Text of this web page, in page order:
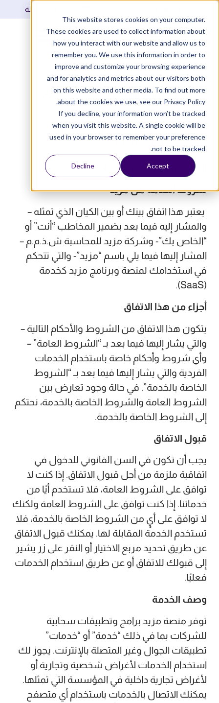
This website stores cookies on your computer.
These cookies are used to collect information about
how you interact with our website and allow us to
remember you. We use this information in order to
improve and customize your browsing experience
and for analytics and metrics about our visitors both
on this website and other media. To find out more
about the cookies we use, see our Privacy Policy.
If you decline, your information won’t be tracked
when you visit this website. A single cookie will be
used in your browser to remember your preference
not to be tracked.
Accept
Decline
حدد موعد للمقابلة
الشروط والأحكام
No headings were found
on this page.
التحديث الأخير في 2 يونيو 2024
شروط الخدمة من مزيد
يعتبر هذا اتفاق بينك أو بين الكيان الذي تمثله –
والمشار إليه فيما بعد بضمير المخاطب “أنت” أو
“الخاص بك”- وشركة مزيد للمحاسبة ش.ذ.م.م –
المشار إليها فيما يلي باسم “مزيد”- والتي تتحكم
في استخدامك لمنصة وبرنامج مزيد كخدمة
(SaaS).
أجزاء من هذا الاتفاق
يتكون هذا الاتفاق من الشروط والأحكام التالية –
والتي يشار إليها فيما بعد بـ “الشروط العامة” –
وأي شروط وأحكام خاصة باستخدام الخدمات
الفردية والتي يشار إليها فيما بعد بـ “الشروط
الخاصة بالخدمة”. في حالة وجود تعارض بين
الشروط العامة والشروط الخاصة بالخدمة، نحتكم
إلى الشروط الخاصة بالخدمة.
قبول الاتفاق
يجب أن تكون في السن القانوني للدخول في
اتفاقية ملزمة من أجل قبول الاتفاق. إذا كنت لا
توافق على الشروط العامة، فلا تستخدم أيًا من
خدماتنا. إذا كنت توافق على الشروط العامة ولكنك
لا توافق على أيٍ من الشروط الخاصة بالخدمة، فلا
تستخدم الخدمة المقابلة لها. يمكنك قبول الاتفاق
عن طريق تحديد مربع الاختيار أو النقر على زر يشير
إلى قبولك للاتفاق أو عن طريق استخدام الخدمات
فعليًا.
وصف الخدمة
توفر منصة مزيد برامج وتطبيقات سحابية
للشركات بما في ذلك “خدمة” أو “خدمات”
تطبيقات الجوال وغير المتصلة بالإنترنت. يجوز لك
استخدام الخدمات لأغراض شخصية وتجارية أو
لأغراض تجارية داخلية في المؤسسة التي تمثلها.
يمكنك الاتصال بالخدمات باستخدام أي متصفح